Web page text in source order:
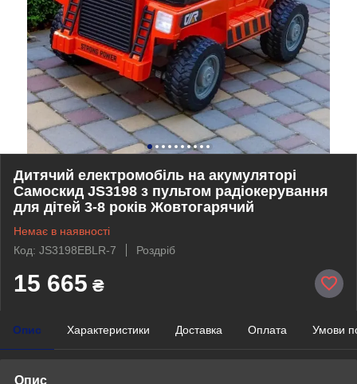
Дитячий електромобіль на акумуляторі
Самоскид JS3198 з пультом радіокерування
для дітей 3-8 років Жовтогарячий
Немає в наявності
Код: JS3198EBLR-7
Роздріб
15 665 ₴
Опис Характеристики Доставка Оплата Умови
Опис